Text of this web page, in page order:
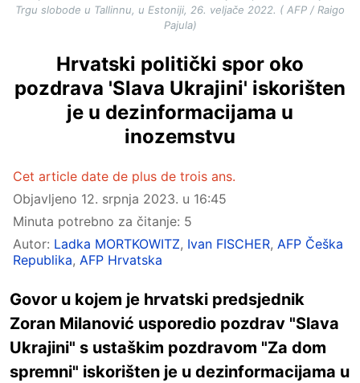
Trgu slobode u Tallinnu, u Estoniji, 26. veljače 2022. ( AFP / Raigo
Pajula)
Hrvatski politički spor oko
pozdrava 'Slava Ukrajini' iskorišten
je u dezinformacijama u
inozemstvu
Cet article date de plus de trois ans.
Objavljeno 12. srpnja 2023. u 16:45
Minuta potrebno za čitanje: 5
Autor: Ladka MORTKOWITZ, Ivan FISCHER, AFP Češka
Republika, AFP Hrvatska
Govor u kojem je hrvatski predsjednik
Zoran Milanović usporedio pozdrav "Slava
Ukrajini" s ustaškim pozdravom "Za dom
spremni" iskorišten je u dezinformacijama u